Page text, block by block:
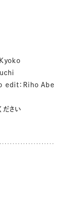
：Riho Abe
さい